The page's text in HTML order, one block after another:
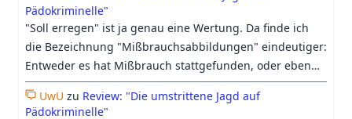
denen bloßer Moralschutz als Kinderschutz bezeichnet
wird. Gerade die Einstellung, dass Kinderschutz
allerhöchste Priorität haben muss, verbietet eigentlich
diesen Moralschutz. Wer Kinder wirklich vor
sexualisierter Gewalt schützen will, der muss auch
Optionen in Erwägung ziehen, die dem eigenen
Pädokriminelle"
"Soll erregen" ist ja genau eine Wertung. Da finde ich
die Bezeichnung "Mißbrauchsabbildungen" eindeutiger:
Entweder es hat Mißbrauch stattgefunden, oder eben
nicht. Beim heutigen Verständnis vom Begriff
"Kinderpornographie", geht es längst nicht mehr nur
UwU zu Review: "Die umstrittene Jagd auf
Pädokriminelle"